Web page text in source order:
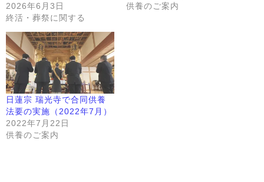
2026年6月3日
終活・葬祭に関する
供養のご案内
日蓮宗 瑞光寺で合同供養
法要の実施（2022年7月）
2022年7月22日
供養のご案内